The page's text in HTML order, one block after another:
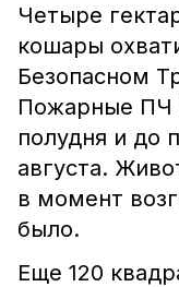
Четыре
кошары
Безопасном
Пожарные ПЧ
полудня и до
августа.
в момент
было.
Еще 120